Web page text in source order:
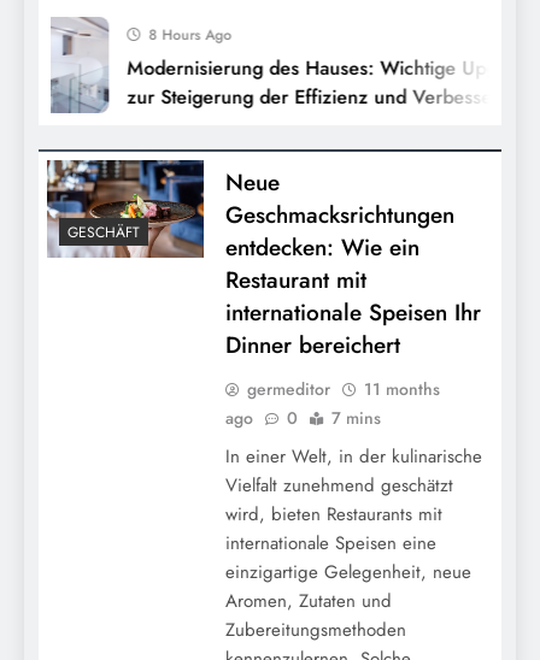
8 Hours Ago
Modernisierung des Hauses: Wichtige Upgrades
zur Steigerung der Effizienz und Verbesserung
GESCHÄFT
Neue
Geschmacksrichtungen
entdecken: Wie ein
Restaurant mit
internationale Speisen Ihr
Dinner bereichert
germeditor
11 months
ago
0 7 mins
In einer Welt, in der kulinarische
Vielfalt zunehmend geschätzt
wird, bieten Restaurants mit
internationale Speisen eine
einzigartige Gelegenheit, neue
Aromen, Zutaten und
Zubereitungsmethoden